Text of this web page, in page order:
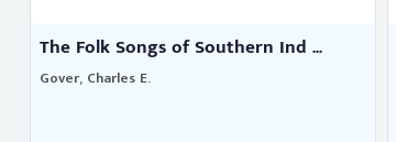
The Folk Songs of Southern Ind ...
Gover, Charles E.